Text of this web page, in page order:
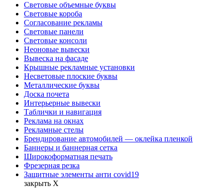
Световые объемные буквы
Световые короба
Согласование рекламы
Световые панели
Световые консоли
Неоновые вывески
Вывеска на фасаде
Крышные рекламные установки
Несветовые плоские буквы
Металлические буквы
Доска почета
Интерьерные вывески
Таблички и навигация
Реклама на окнах
Рекламные стелы
Брендирование автомобилей — оклейка пленкой
Баннеры и баннерная сетка
Широкоформатная печать
Фрезерная резка
Защитные элементы анти covid19
закрыть Х